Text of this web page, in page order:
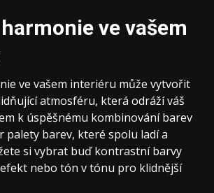
ve vašem
ve vašem interiéru může vytvořit
atmosféru, která odráží váš
k úspěšnému kombinování barev
palety barev, které spolu ladí a
si vybrat buď kontrastní barvy
nebo tón v tónu pro klidnější